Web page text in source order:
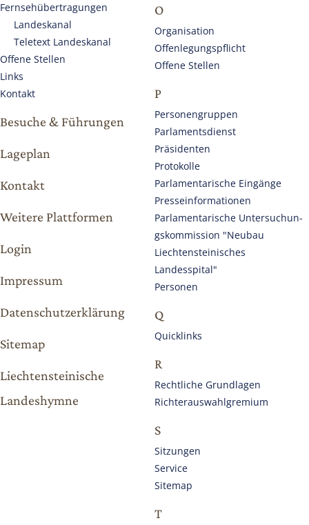
Fernsehübertragungen
Landeskanal
Teletext Landeskanal
Offene Stellen
Links
Kontakt
Besuche & Führungen
Lageplan
Kontakt
Weitere Plattformen
Login
Impressum
Datenschutzerklärung
Sitemap
Liechtensteinische
Landeshymne
O
Organisation
Offenlegungspflicht
Offene Stellen
P
Personengruppen
Parlamentsdienst
Präsidenten
Protokolle
Parlamentarische Eingänge
Presseinformationen
Parlamentarische Untersuchun­
gskommission "Neubau
Liechtensteinisches
Landesspital"
Personen
Q
Quicklinks
R
Rechtliche Grundlagen
Richterauswahlgremium
S
Sitzungen
Service
Sitemap
T